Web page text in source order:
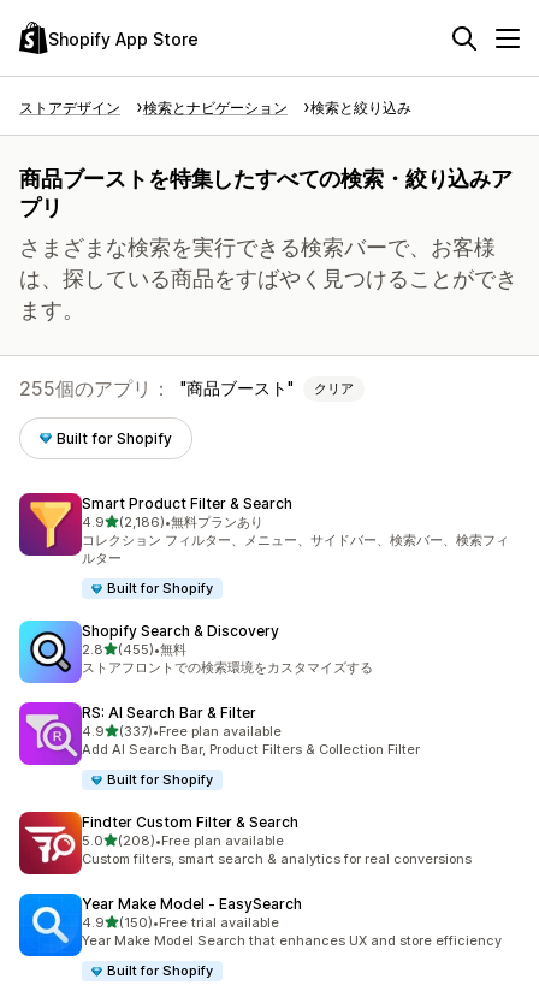
Shopify App Store
ストアデザイン 検索とナビゲーション 検索と絞り込み
商品ブーストを特集したすべての検索・絞り込みア
プリ
さまざまな検索を実行できる検索バーで、お客様
は、探している商品をすばやく見つけることができ
ます。
255個のアプリ： 商品ブースト クリア
Built for Shopify
Smart Product Filter & Search
4.95つ星中
(2,186)
合計レビュー数：2186件
•無料プランあり
コレクション フィルター、メニュー、サイドバー、検索バー、検索フィ
ルター
Built for Shopify
Shopify Search & Discovery
2.85つ星中
(455)
合計レビュー数：455件
•無料
ストアフロントでの検索環境をカスタマイズする
RS: AI Search Bar & Filter
4.95つ星中
(337)
合計レビュー数：337件
•Free plan available
Add AI Search Bar, Product Filters & Collection Filter
Built for Shopify
Findter Custom Filter & Search
5.05つ星中
(208)
合計レビュー数：208件
•Free plan available
Custom filters, smart search & analytics for real conversions
Year Make Model ‑ EasySearch
4.95つ星中
(150)
合計レビュー数：150件
•Free trial available
Year Make Model Search that enhances UX and store efficiency
Built for Shopify